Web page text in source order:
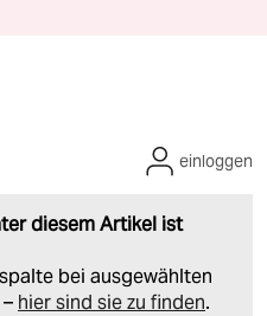
diesem Artikel ist
bei ausgewählten
hier sind sie zu finden.
einloggen